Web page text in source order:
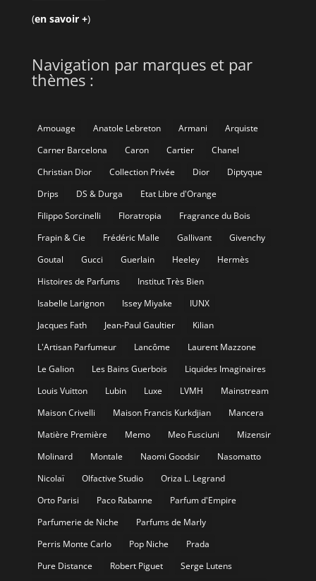
(en savoir +)
Navigation par marques et par
thèmes :
Amouage Anatole Lebreton Armani
Arquiste
Carner Barcelona
Caron Cartier
Chanel
Christian Dior
Collection Privée Dior
Diptyque
Drips
DS & Durga
Etat Libre d'Orange
Filippo Sorcinelli
Floratropia
Fragrance du Bois
Frapin & Cie
Frédéric Malle Gallivant
Givenchy
Goutal
Gucci Guerlain Heeley
Hermès
Histoires de Parfums
Institut Très Bien
Isabelle Larignon
Issey Miyake
IUNX
Jacques Fath
Jean-Paul Gaultier
Kilian
L'Artisan Parfumeur
Lancôme
Laurent Mazzone
Le Galion
Les Bains Guerbois
Liquides Imaginaires
Louis Vuitton
Lubin Luxe LVMH
Mainstream
Maison Crivelli
Maison Francis Kurkdjian
Mancera
Matière Première
Memo Meo Fusciuni
Mizensir
Molinard
Montale Naomi Goodsir
Nasomatto
Nicolaï
Olfactive Studio
Oriza L. Legrand
Orto Parisi
Paco Rabanne
Parfum d'Empire
Parfumerie de Niche
Parfums de Marly
Perris Monte Carlo
Pop Niche
Prada
Pure Distance
Robert Piguet Serge Lutens